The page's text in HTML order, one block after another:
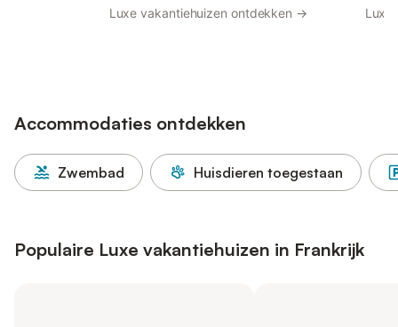
Luxe vakantiehuizen ontdekken → Luxe
Accommodaties ontdekken
Zwembad Huisdieren toegestaan
Populaire Luxe vakantiehuizen in Frankrijk